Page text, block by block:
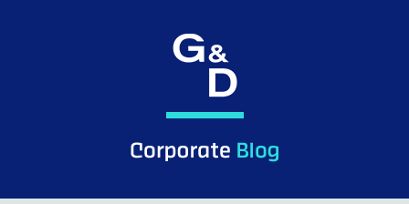
G&D Control what you see.